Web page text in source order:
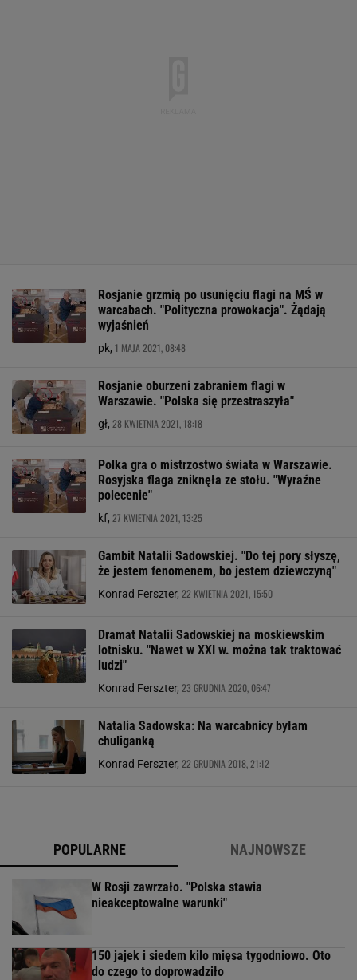
Rosjanie grzmią po usunięciu flagi na MŚ w
warcabach. "Polityczna prowokacja". Żądają
wyjaśnień
pk, 1 MAJA 2021, 08:48
Rosjanie oburzeni zabraniem flagi w
Warszawie. "Polska się przestraszyła"
gł, 28 KWIETNIA 2021, 18:18
Polka gra o mistrzostwo świata w Warszawie.
Rosyjska flaga zniknęła ze stołu. "Wyraźne
polecenie"
kf, 27 KWIETNIA 2021, 13:25
Gambit Natalii Sadowskiej. "Do tej pory słyszę,
że jestem fenomenem, bo jestem dziewczyną"
Konrad Ferszter, 22 KWIETNIA 2021, 15:50
Dramat Natalii Sadowskiej na moskiewskim
lotnisku. "Nawet w XXI w. można tak traktować
ludzi"
Konrad Ferszter, 23 GRUDNIA 2020, 06:47
Natalia Sadowska: Na warcabnicy byłam
chuliganką
Konrad Ferszter, 22 GRUDNIA 2018, 21:12
POPULARNE NAJNOWSZE
W Rosji zawrzało. "Polska stawia
nieakceptowalne warunki"
150 jajek i siedem kilo mięsa tygodniowo. Oto
do czego to doprowadziło